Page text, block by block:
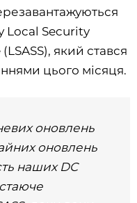
Local Security
який стався
цього місяця.
оновлень
оновлень
наших DC